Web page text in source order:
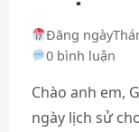
Đăng ngày
0 bình luận
Chào anh em,
ngày lịch sử